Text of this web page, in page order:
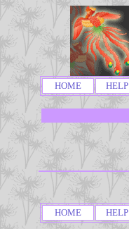
HOME HELP
HOME HELP